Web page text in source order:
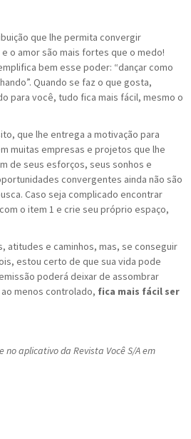
que lhe permita convergir
o amor são mais fortes que o medo!
bem esse poder: “dançar como
Quando se faz o que gosta,
para você, tudo fica mais fácil, mesmo o
que lhe entrega a motivação para
muitas empresas e projetos que lhe
de seus esforços, seus sonhos e
convergentes ainda não são
Caso seja complicado encontrar
o item 1 e crie seu próprio espaço,
atitudes e caminhos, mas, se conseguir
estou certo de que sua vida pode
poderá deixar de assombrar
menos controlado, fica mais fácil ser
aplicativo da Revista Você S/A em